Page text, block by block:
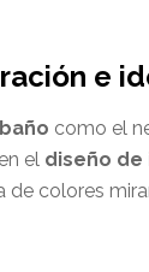
e
como el
el diseño
colores